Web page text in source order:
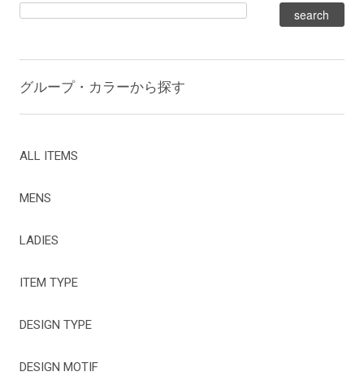
グループ・カラーから探す
ALL ITEMS
MENS
LADIES
ITEM TYPE
DESIGN TYPE
DESIGN MOTIF